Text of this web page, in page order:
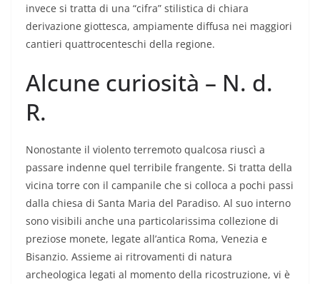
invece si tratta di una “cifra” stilistica di chiara
derivazione giottesca, ampiamente diffusa nei maggiori
cantieri quattrocenteschi della regione.
Alcune curiosità – N. d.
R.
Nonostante il violento terremoto qualcosa riuscì a
passare indenne quel terribile frangente. Si tratta della
vicina torre con il campanile che si colloca a pochi passi
dalla chiesa di Santa Maria del Paradiso. Al suo interno
sono visibili anche una particolarissima collezione di
preziose monete, legate all’antica Roma, Venezia e
Bisanzio. Assieme ai ritrovamenti di natura
archeologica legati al momento della ricostruzione, vi è